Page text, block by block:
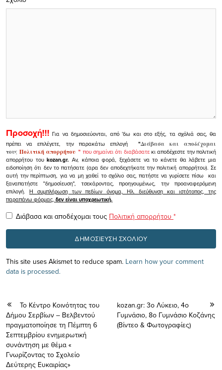
Προσοχή!!! Για να δημοσιεύονται, από 'δω και στο εξής, τα σχόλιά σας, θα
πρέπει να επιλέγετε, την παρακάτω επιλογή
"Διάβασα και αποδέχομαι
τουςΠολιτική απορρήτου" που σημαίνει ότι διαβάσατεκι αποδέχεστε την πολιτική
απορρήτου τουkozan.gr. Αν, κάποια φορά, ξεχάσετε να το κάνετε θα λάβετε μια
ειδοποίηση ότι δεν το πατήσατε (αρα δεν αποδεχτήκατε την πολιτική απορρήτου). Σε
αυτή την περίπτωση, για να μη χαθεί το σχόλιο σας, πατήστε να γυρίσετε πίσω και
ξαναπατήστε "δημοσίευση", τσεκάροντας, προηγουμένως, την προαναφερόμενη
επιλογή.Η συμπλήρωση των πεδίων όνομα, Ηλ. διεύθυνση και ιστότοπος, της
παραπάνω φόρμας, δεν είναι υποχρεωτική.
Διάβασα και αποδέχομαι τους Πολιτική απορρήτου *
This site uses Akismet to reduce spam. Learn how your comment
data is processed.
Το Κέντρο Κοινότητας του
Δήμου Σερβίων – Βελβεντού
πραγματοποίησε τη Πέμπτη 6
Σεπτεμβρίου ενημερωτική
συνάντηση με θέμα «
Γνωρίζοντας το Σχολείο
Δεύτερης Ευκαιρίας»
kozan.gr: 3ο Λύκειο, 4o
Γυμνάσιο, 8ο Γυμνάσιο Κοζάνης
(Βίντεο & Φωτογραφίες)